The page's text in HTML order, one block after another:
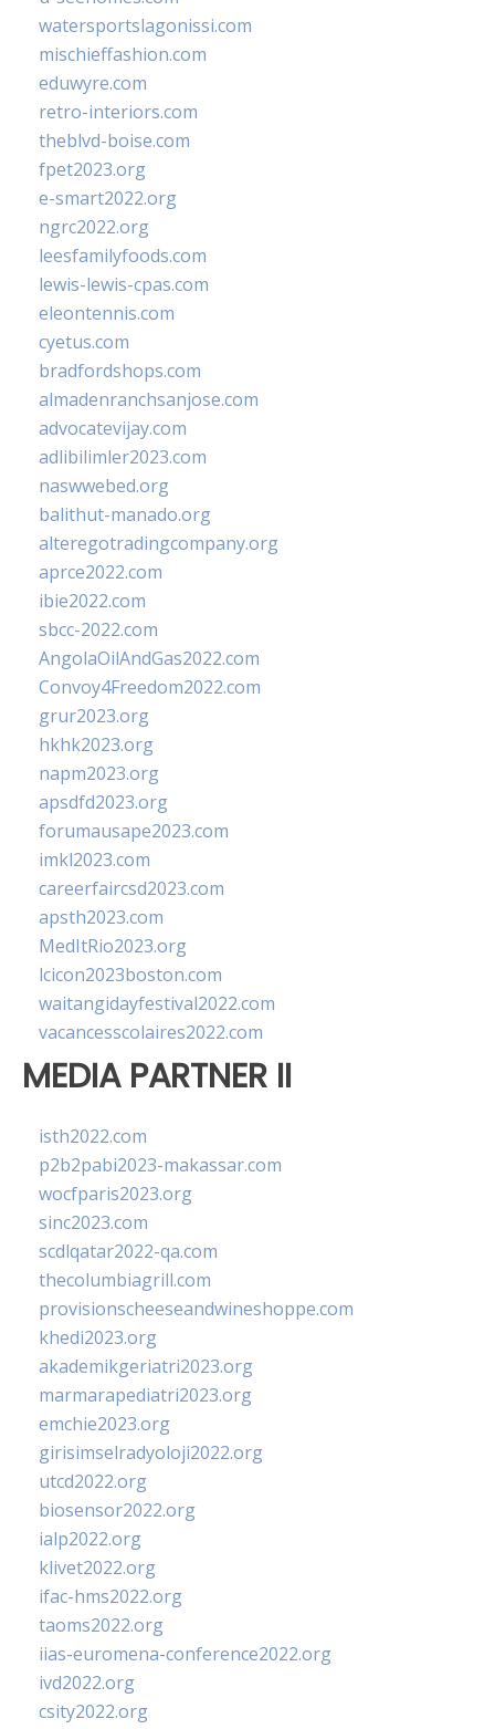
watersportslagonissi.com
mischieffashion.com
eduwyre.com
retro-interiors.com
theblvd-boise.com
fpet2023.org
e-smart2022.org
ngrc2022.org
leesfamilyfoods.com
lewis-lewis-cpas.com
eleontennis.com
cyetus.com
bradfordshops.com
almadenranchsanjose.com
advocatevijay.com
adlibilimler2023.com
naswwebed.org
balithut-manado.org
alteregotradingcompany.org
aprce2022.com
ibie2022.com
sbcc-2022.com
AngolaOilAndGas2022.com
Convoy4Freedom2022.com
grur2023.org
hkhk2023.org
napm2023.org
apsdfd2023.org
forumausape2023.com
imkl2023.com
careerfaircsd2023.com
apsth2023.com
MedItRio2023.org
lcicon2023boston.com
waitangidayfestival2022.com
vacancesscolaires2022.com
MEDIA PARTNER II
isth2022.com
p2b2pabi2023-makassar.com
wocfparis2023.org
sinc2023.com
scdlqatar2022-qa.com
thecolumbiagrill.com
provisionscheeseandwineshoppe.com
khedi2023.org
akademikgeriatri2023.org
marmarapediatri2023.org
emchie2023.org
girisimselradyoloji2022.org
utcd2022.org
biosensor2022.org
ialp2022.org
klivet2022.org
ifac-hms2022.org
taoms2022.org
iias-euromena-conference2022.org
ivd2022.org
csity2022.org